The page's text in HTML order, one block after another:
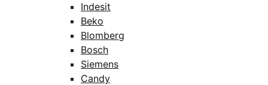
Indesit
Beko
Blomberg
Bosch
Siemens
Candy